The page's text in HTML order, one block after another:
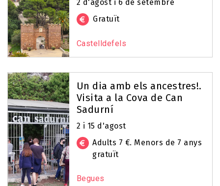
2 d'agost i 6 de setembre
Gratuït
Castelldefels
Un dia amb els ancestres!.
Visita a la Cova de Can
Sadurní
2 i 15 d'agost
Adults 7 €. Menors de 7 anys
gratuït
Begues